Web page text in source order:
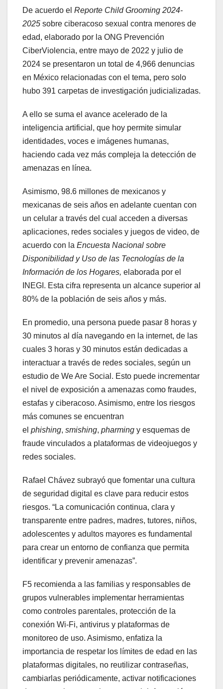
De acuerdo el Reporte Child Grooming 2024-
2025 sobre ciberacoso sexual contra menores de
edad, elaborado por la ONG Prevención
CiberViolencia, entre mayo de 2022 y julio de
2024 se presentaron un total de 4,966 denuncias
en México relacionadas con el tema, pero solo
hubo 391 carpetas de investigación judicializadas.
A ello se suma el avance acelerado de la
inteligencia artificial, que hoy permite simular
identidades, voces e imágenes humanas,
haciendo cada vez más compleja la detección de
amenazas en línea.
Asimismo, 98.6 millones de mexicanos y
mexicanas de seis años en adelante cuentan con
un celular a través del cual acceden a diversas
aplicaciones, redes sociales y juegos de video, de
acuerdo con la Encuesta Nacional sobre
Disponibilidad y Uso de las Tecnologías de la
Información de los Hogares, elaborada por el
INEGI. Esta cifra representa un alcance superior al
80% de la población de seis años y más.
En promedio, una persona puede pasar 8 horas y
30 minutos al día navegando en la internet, de las
cuales 3 horas y 30 minutos están dedicadas a
interactuar a través de redes sociales, según un
estudio de We Are Social. Esto puede incrementar
el nivel de exposición a amenazas como fraudes,
estafas y ciberacoso. Asimismo, entre los riesgos
más comunes se encuentran
el phishing, smishing, pharming y esquemas de
fraude vinculados a plataformas de videojuegos y
redes sociales.
Rafael Chávez subrayó que fomentar una cultura
de seguridad digital es clave para reducir estos
riesgos. “La comunicación continua, clara y
transparente entre padres, madres, tutores, niños,
adolescentes y adultos mayores es fundamental
para crear un entorno de confianza que permita
identificar y prevenir amenazas”.
F5 recomienda a las familias y responsables de
grupos vulnerables implementar herramientas
como controles parentales, protección de la
conexión Wi-Fi, antivirus y plataformas de
monitoreo de uso. Asimismo, enfatiza la
importancia de respetar los límites de edad en las
plataformas digitales, no reutilizar contraseñas,
cambiarlas periódicamente, activar notificaciones